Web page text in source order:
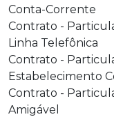
Conta-Corrente
Contrato -
Linha Telefônica
Contrato -
Estabelecimento
Contrato -
Amigável